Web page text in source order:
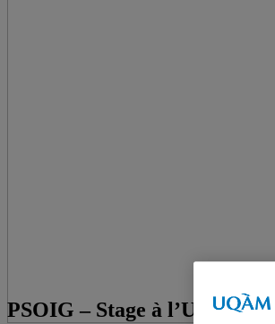
PSOIG – Stage à l’UNESCO –